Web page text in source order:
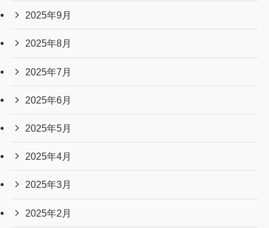
2025年9月
2025年8月
2025年7月
2025年6月
2025年5月
2025年4月
2025年3月
2025年2月